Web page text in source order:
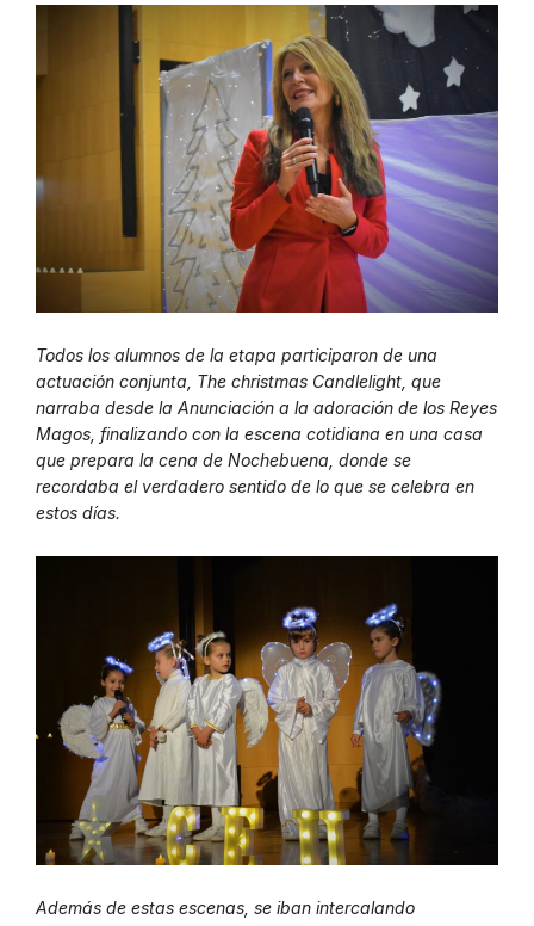
Todos los alumnos de la etapa participaron de una
actuación conjunta, The christmas Candlelight, que
narraba desde la Anunciación a la adoración de los Reyes
Magos, finalizando con la escena cotidiana en una casa
que prepara la cena de Nochebuena, donde se
recordaba el verdadero sentido de lo que se celebra en
estos días.
Además de estas escenas, se iban intercalando